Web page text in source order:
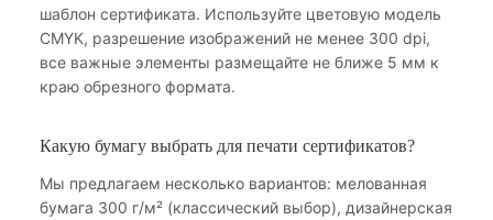
шаблон сертификата. Используйте цветовую модель
CMYK, разрешение изображений не менее 300 dpi,
все важные элементы размещайте не ближе 5 мм к
краю обрезного формата.
Какую бумагу выбрать для печати сертификатов?
Мы предлагаем несколько вариантов: мелованная
бумага 300 г/м² (классический выбор), дизайнерская